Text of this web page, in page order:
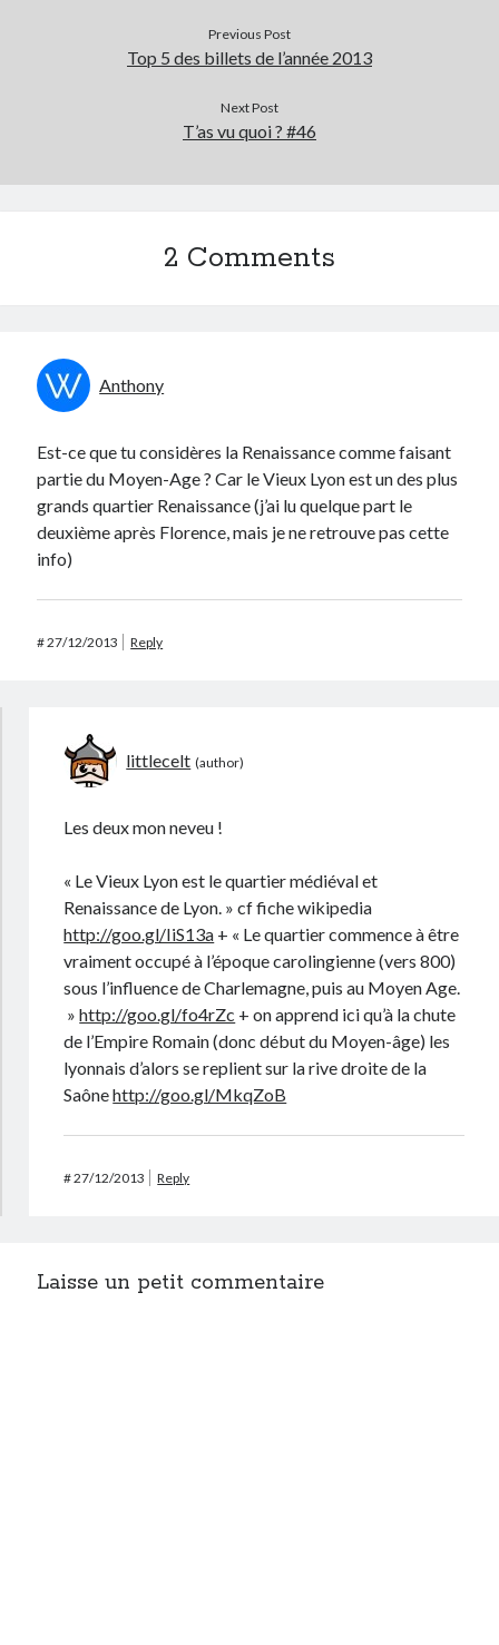
Previous Post
Top 5 des billets de l’année 2013
Next Post
T’as vu quoi ? #46
2 Comments
Anthony
Est-ce que tu considères la Renaissance comme faisant
partie du Moyen-Age ? Car le Vieux Lyon est un des plus
grands quartier Renaissance (j’ai lu quelque part le
deuxième après Florence, mais je ne retrouve pas cette
info)
#27/12/2013 Reply
littlecelt
Les deux mon neveu !
« Le Vieux Lyon est le quartier médiéval et
Renaissance de Lyon. » cf fiche wikipedia
http://goo.gl/IiS13a + « Le quartier commence à être
vraiment occupé à l’époque carolingienne (vers 800)
sous l’influence de Charlemagne, puis au Moyen Age.
»http://goo.gl/fo4rZc + on apprend ici qu’à la chute
de l’Empire Romain (donc début du Moyen-âge) les
lyonnais d’alors se replient sur la rive droite de la
Saônehttp://goo.gl/MkqZoB
#27/12/2013 Reply
Laisse un petit commentaire